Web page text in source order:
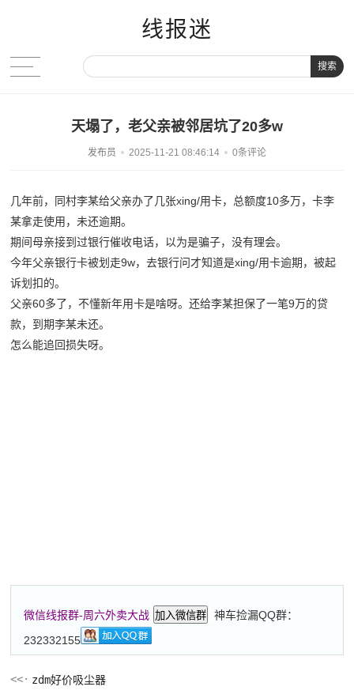
线报迷
搜索
天塌了，老父亲被邻居坑了20多w
发布员 2025-11-21 08:46:14 0条评论
几年前，同村李某给父亲办了几张xing/用卡，总额度10多万，卡李
某拿走使用，未还逾期。
期间母亲接到过银行催收电话，以为是骗子，没有理会。
今年父亲银行卡被划走9w，去银行问才知道是xing/用卡逾期，被起
诉划扣的。
父亲60多了，不懂新年用卡是啥呀。还给李某担保了一笔9万的贷
款，到期李某未还。
怎么能追回损失呀。
微信线报群-周六外卖大战 加入微信群
神车捡漏QQ群：
232332155
zdm好价吸尘器